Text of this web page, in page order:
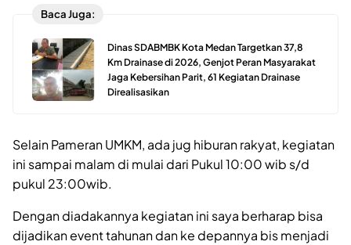
Baca Juga:
Dinas SDABMBK Kota Medan Targetkan 37,8
Km Drainase di 2026, Genjot Peran Masyarakat
Jaga Kebersihan Parit, 61 Kegiatan Drainase
Direalisasikan
Selain Pameran UMKM, ada jug hiburan rakyat, kegiatan
ini sampai malam di mulai dari Pukul 10:00 wib s/d
pukul 23:00wib.
Dengan diadakannya kegiatan ini saya berharap bisa
dijadikan event tahunan dan ke depannya bis menjadi